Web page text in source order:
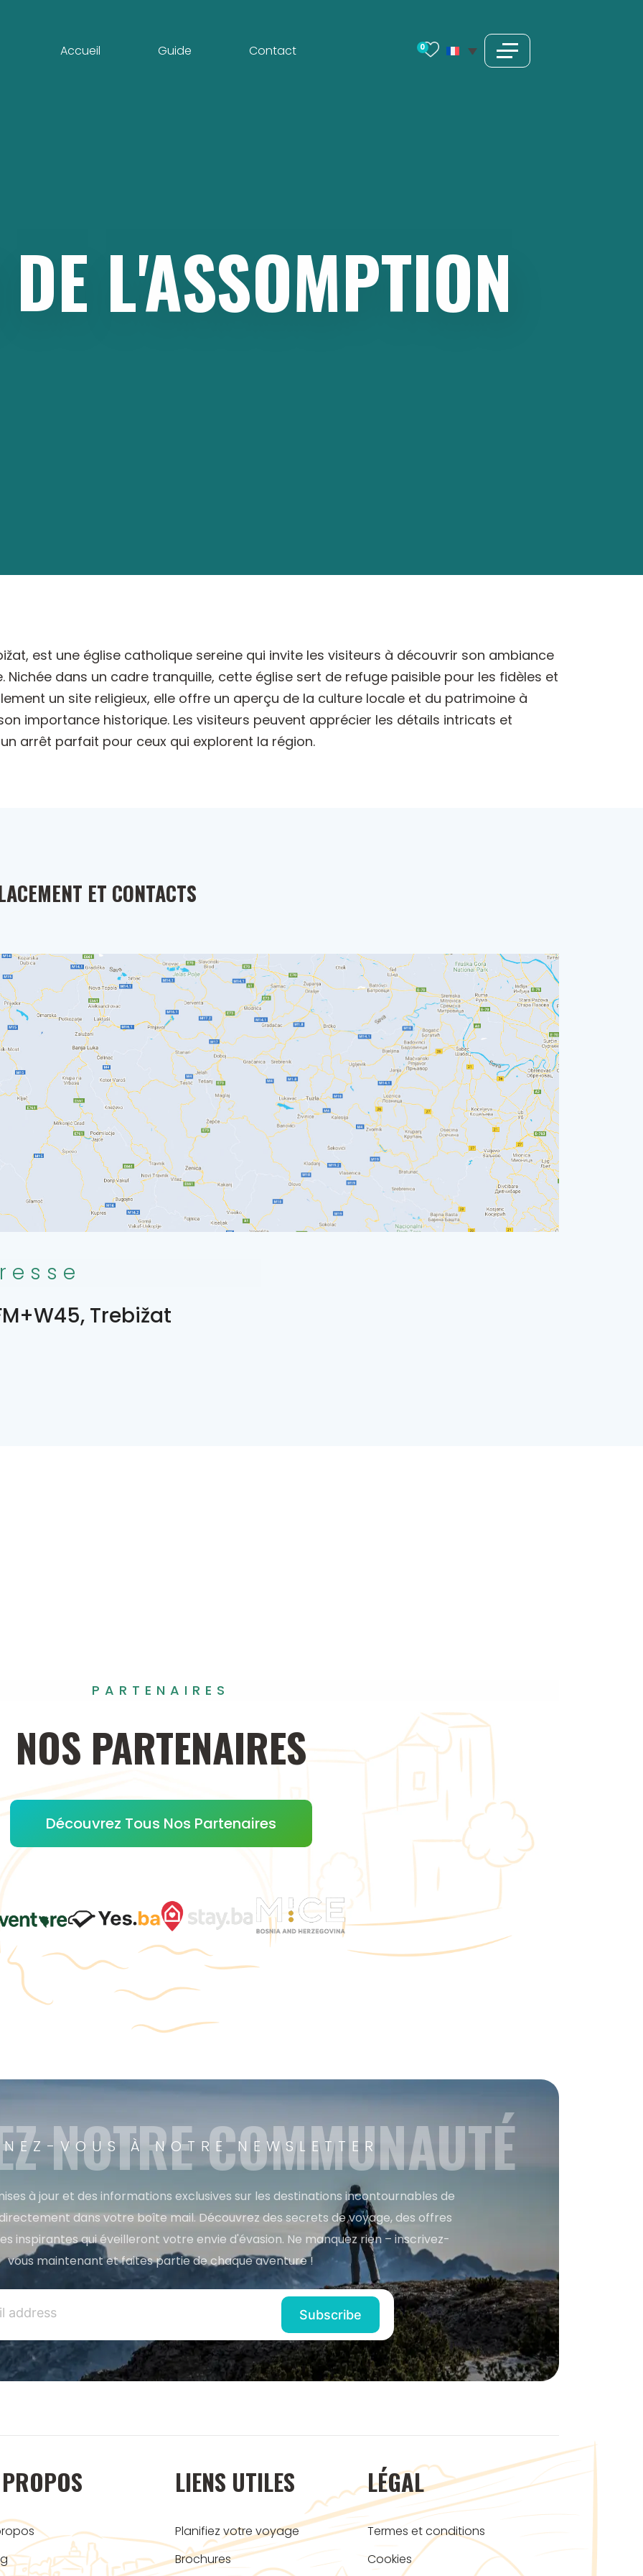
Accueil Guide Contact 0
DE L'ASSOMPTION
est une église catholique sereine qui invite les visiteurs à découvrir son ambiance
dans un cadre tranquille, cette église sert de refuge paisible pour les fidèles et
un site religieux, elle offre un aperçu de la culture locale et du patrimoine à
importance historique. Les visiteurs peuvent apprécier les détails intricats et
arrêt parfait pour ceux qui explorent la région.
ET CONTACTS
Trebižat
PARTENAIRES
NOS PARTENAIRES
Découvrez Tous Nos Partenaires
VOUS À NOTRE NEWSLETTER
NOTRE COMMUNAUTÉ
à jour et des informations exclusives sur les destinations incontournables de
dans votre boîte mail. Découvrez des secrets de voyage, des offres
inspirantes qui éveilleront votre envie d'évasion. Ne manquez rien – inscrivez-
vous maintenant et faites partie de chaque aventure !
LIENS UTILES
Planifiez votre voyage
Brochures
LÉGAL
Termes et conditions
Cookies